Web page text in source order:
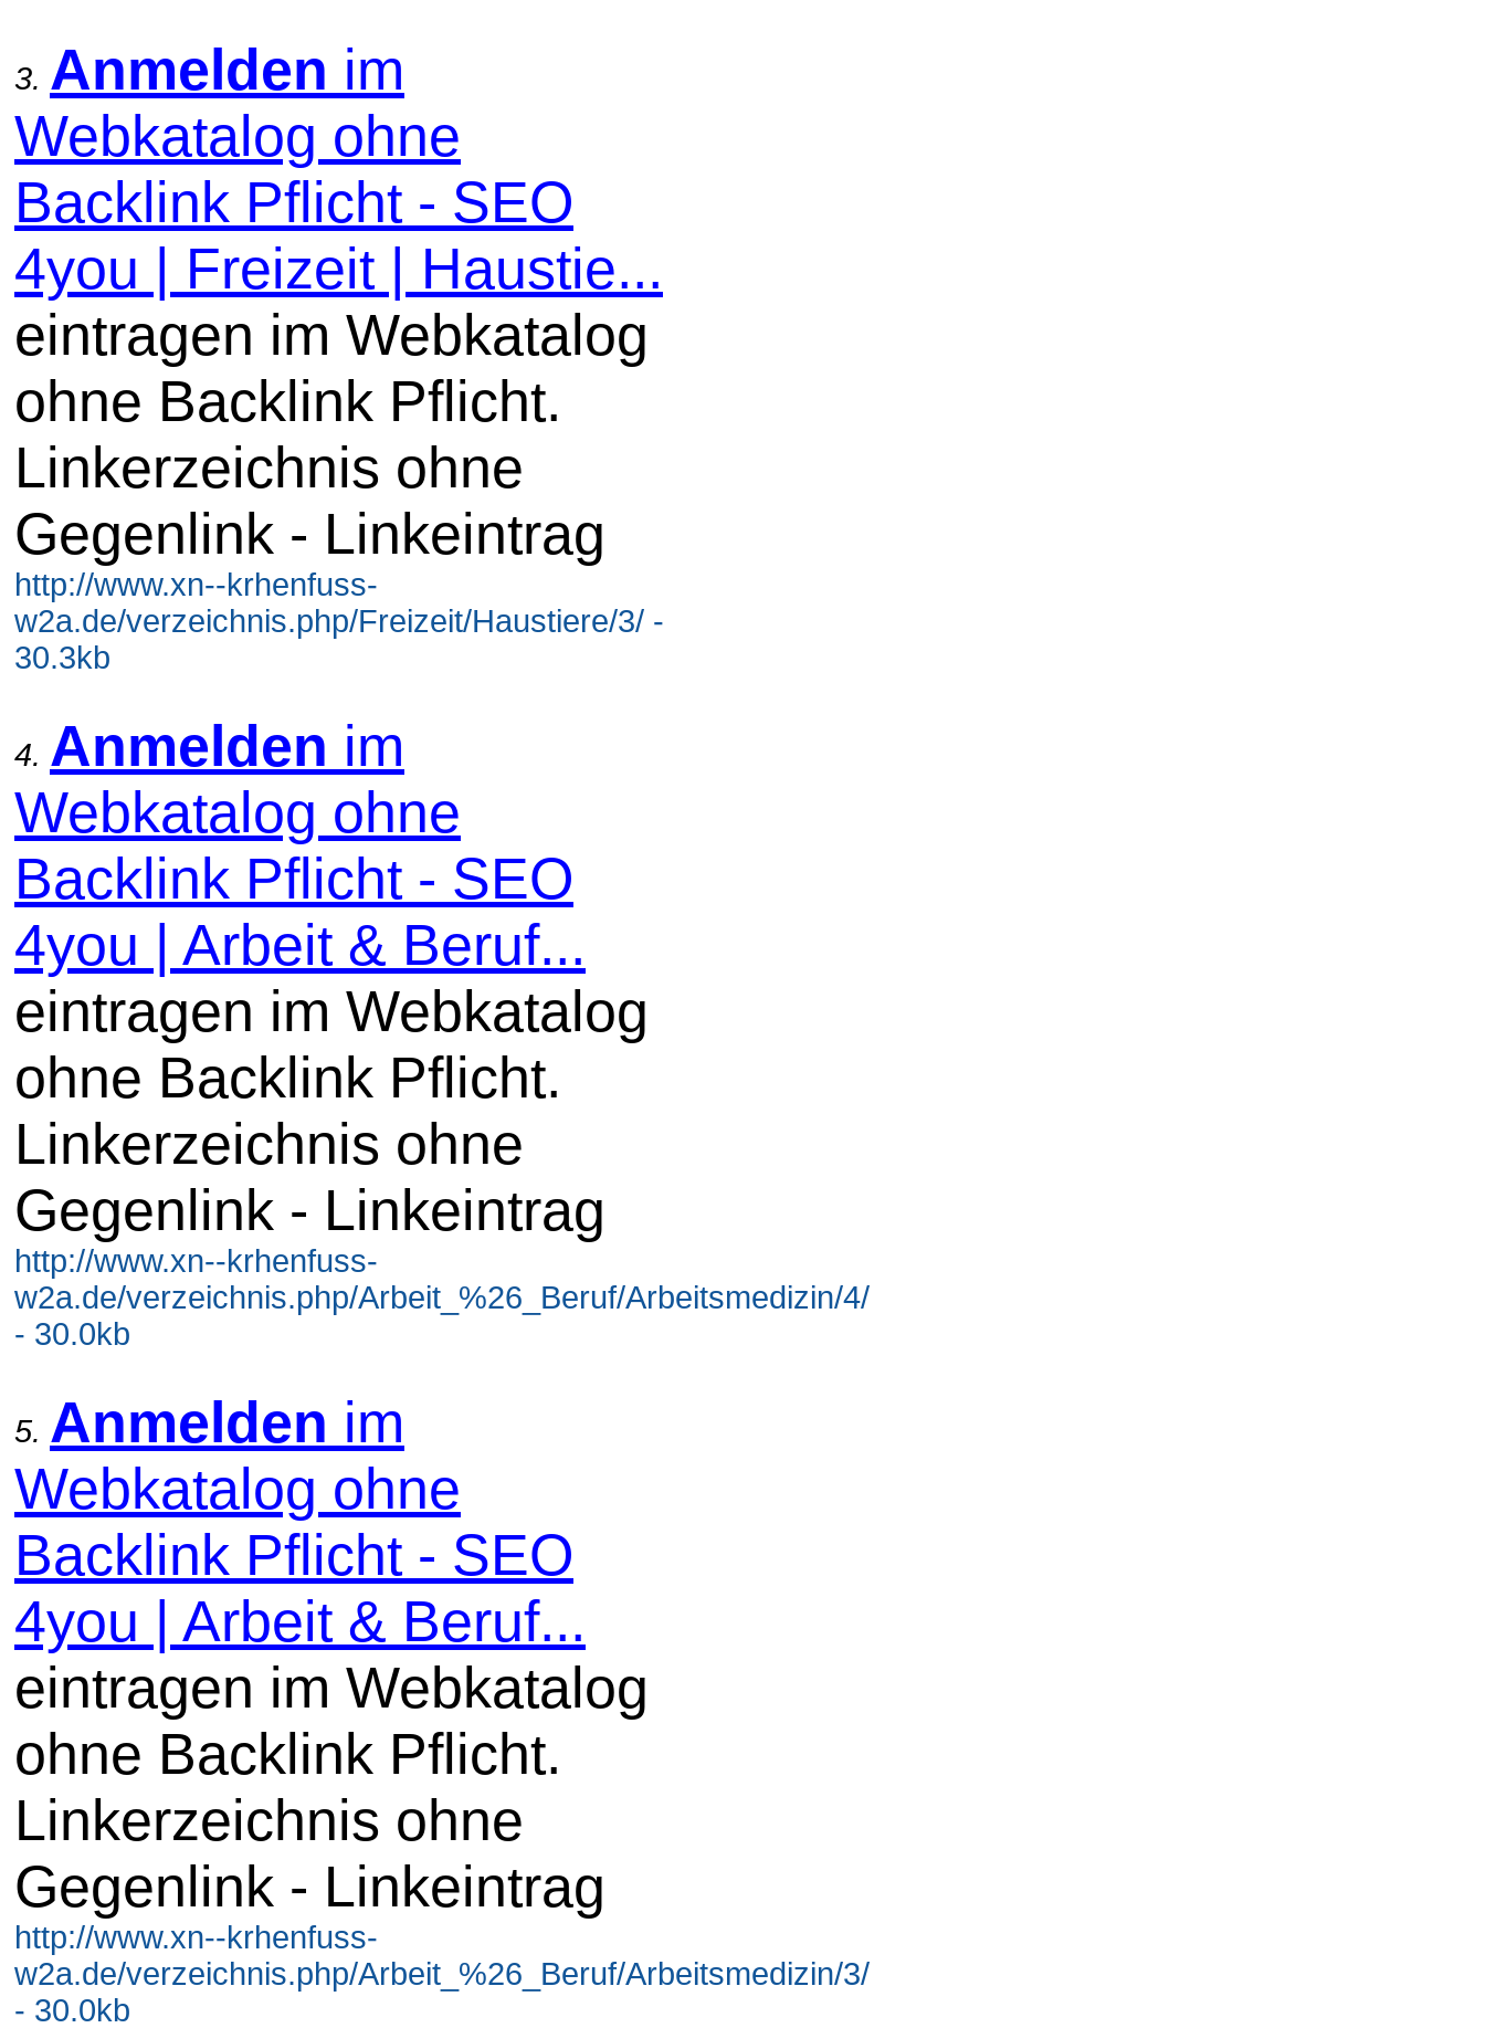
3. Anmelden im
Webkatalog ohne
Backlink Pflicht - SEO
4you | Freizeit | Haustie...
eintragen im Webkatalog
ohne Backlink Pflicht.
Linkerzeichnis ohne
Gegenlink - Linkeintrag
http://www.xn--krhenfuss-
w2a.de/verzeichnis.php/Freizeit/Haustiere/3/ -
30.3kb
4. Anmelden im
Webkatalog ohne
Backlink Pflicht - SEO
4you | Arbeit & Beruf...
eintragen im Webkatalog
ohne Backlink Pflicht.
Linkerzeichnis ohne
Gegenlink - Linkeintrag
http://www.xn--krhenfuss-
w2a.de/verzeichnis.php/Arbeit_%26_Beruf/Arbeitsmedizin/4/
- 30.0kb
5. Anmelden im
Webkatalog ohne
Backlink Pflicht - SEO
4you | Arbeit & Beruf...
eintragen im Webkatalog
ohne Backlink Pflicht.
Linkerzeichnis ohne
Gegenlink - Linkeintrag
http://www.xn--krhenfuss-
w2a.de/verzeichnis.php/Arbeit_%26_Beruf/Arbeitsmedizin/3/
- 30.0kb